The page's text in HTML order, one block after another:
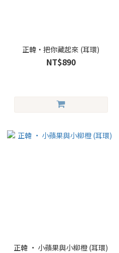
正韓・把你藏起來 (耳環)
NT$890
正韓 • 小蘋果與小柳橙 (耳環)